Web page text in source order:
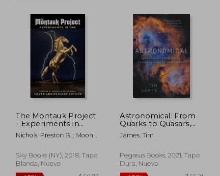
The Montauk Project
- Experiments in
Time: Silver
Anniversary Edition
Inglés)
Nichols, Preston B. ; Moon,
Sky Books (NY), 2018, Tapa
Blanda, Nuevo
Astronomical: From
Quarks to Quasars,
the Science of Space
at its Strangest (en
James, Tim
Pegasus Books, 2021, Tapa
Dura, Nuevo